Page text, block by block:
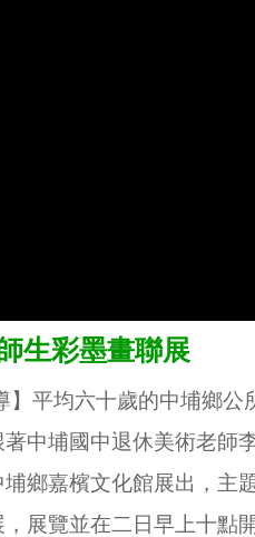
生彩墨畫聯展
】平均六十歲的中埔鄉公
中埔國中退休美術老師
鄉嘉檳文化館展出，主
展覽並在二日早上十點